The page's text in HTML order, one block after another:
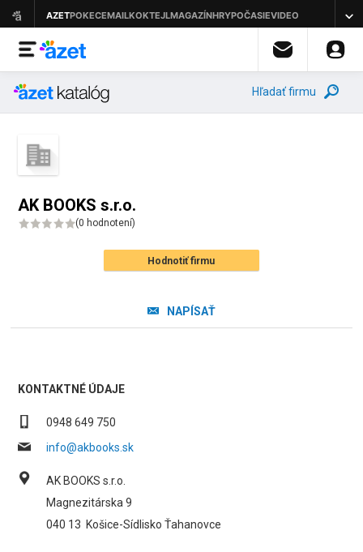
Hľadať firmu
AK BOOKS s.r.o.
(0 hodnotení)
Hodnotiť firmu
NAPÍSAŤ
KONTAKTNÉ ÚDAJE
0948 649 750
info@akbooks.sk
AK BOOKS s.r.o.
Magnezitárska 9
040 13 Košice-Sídlisko Ťahanovce